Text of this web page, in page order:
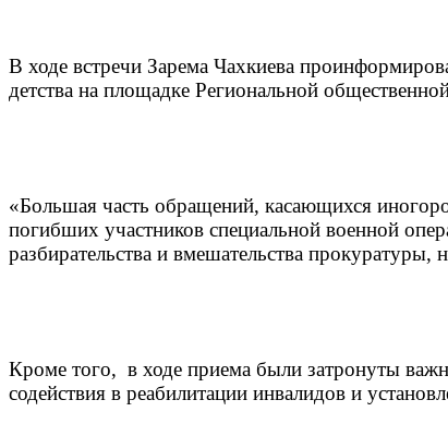
В ходе встречи Зарема Чахкиева
детства на площадке Региональной
«Большая часть обращений, касающихся
погибших участников специальной военной
разбирательства и вмешательства
Кроме того, в ходе приема были затронуты
содействия в реабилитации инвалидов и